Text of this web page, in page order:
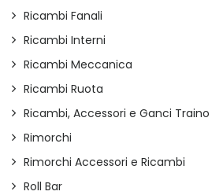
Ricambi Fanali
Ricambi Interni
Ricambi Meccanica
Ricambi Ruota
Ricambi, Accessori e Ganci Traino
Rimorchi
Rimorchi Accessori e Ricambi
Roll Bar